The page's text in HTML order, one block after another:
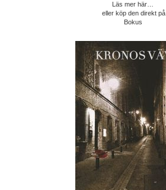
Läs mer här…
eller köp den direkt på
Bokus